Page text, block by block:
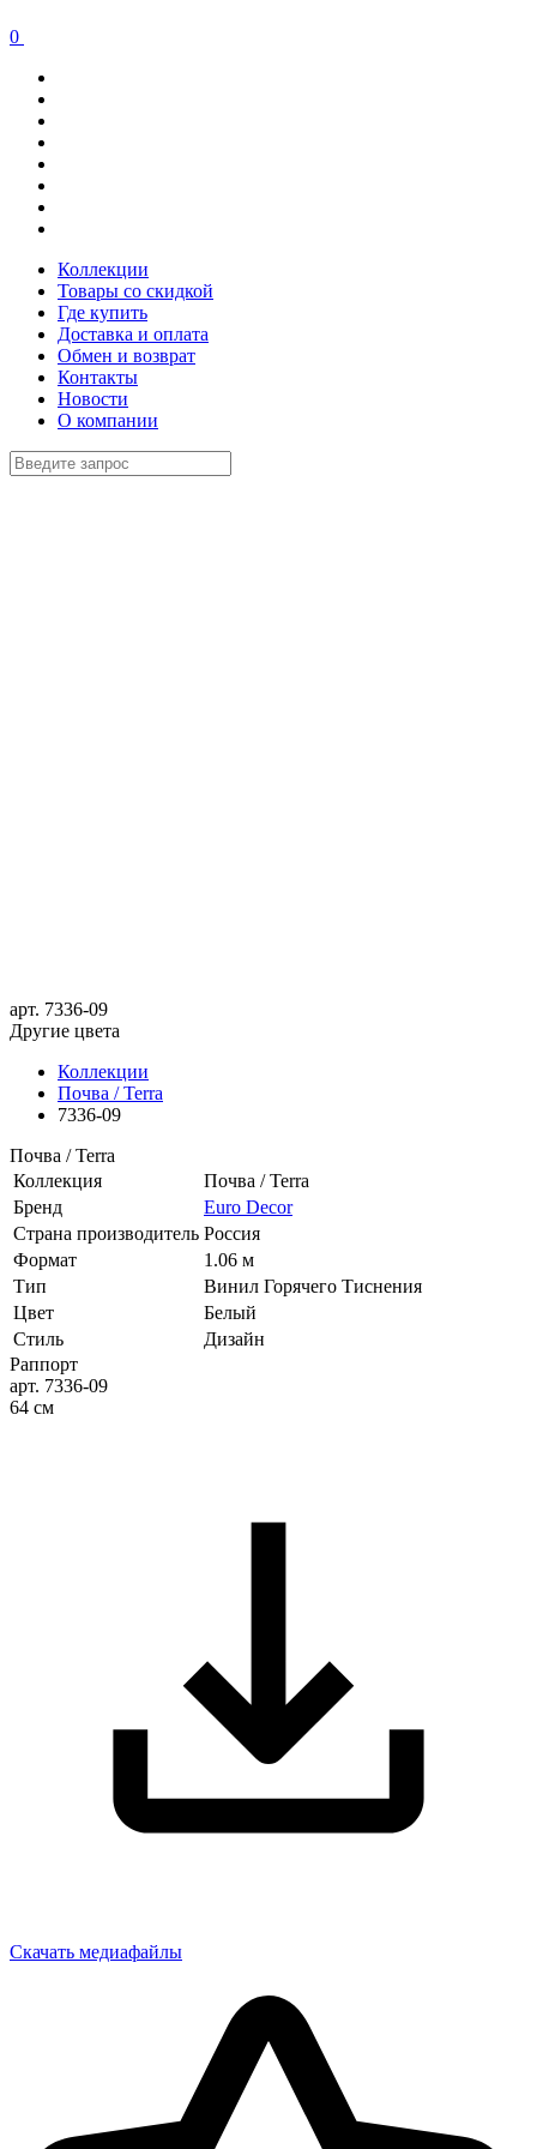
0
Коллекции
Товары со скидкой
Где купить
Доставка и оплата
Обмен и возврат
Контакты
Новости
О компании
арт. 7336-09
Другие цвета
Коллекции
Почва / Terra
7336-09
Почва / Terra
Коллекция
Почва / Terra
Бренд
Euro Decor
Страна производитель Россия
Формат
1.06 м
Тип
Винил Горячего Тиснения
Цвет
Белый
Стиль
Дизайн
Раппорт
арт. 7336-09
64 см
Скачать медиафайлы